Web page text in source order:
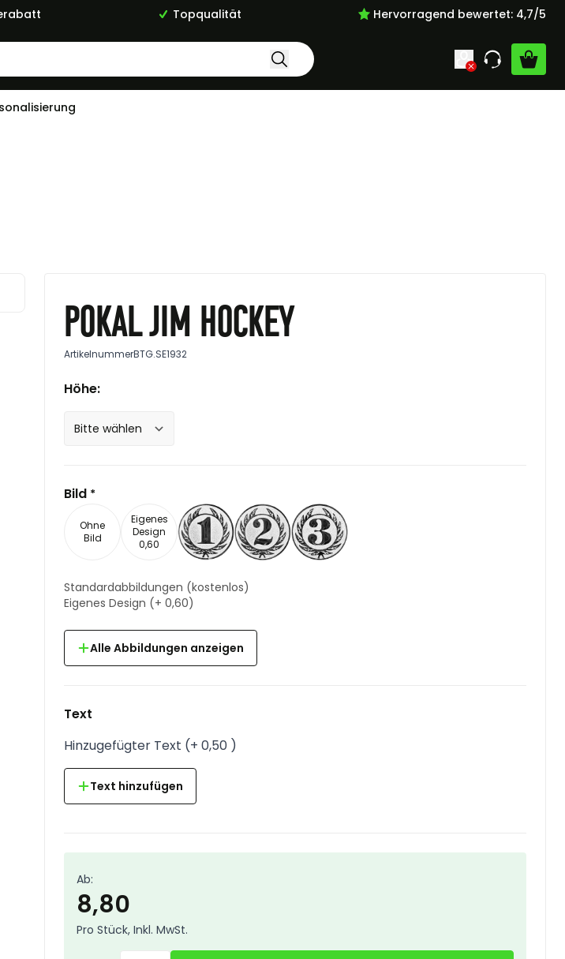
Topqualität Hervorragend bewertet: 4,7/5
Pokal Jim Hockey
ArtikelnummerBTG.SE1932
Höhe:
Bild *
Ohne
Bild
Eigenes
Design
0,60
Standardabbildungen (kostenlos)
Eigenes Design (+ 0,60)
Alle Abbildungen anzeigen
Text
Hinzugefügter Text (+ 0,50 )
Text hinzufügen
Ab:
8,80
Pro Stück, Inkl. MwSt.